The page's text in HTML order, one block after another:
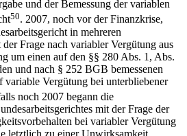
und der Bemessung der variablen
50. 2007, noch vor der Finanzkrise,
in mehreren
Frage nach variabler Vergütung aus
um einen auf den §§ 280 Abs. 1, Abs.
und nach § 252 BGB bemessenen
variable Vergütung bei unterbliebener
noch 2007 begann die
mit der Frage der
bei variabler Vergütung
letztlich zu einer Unwirksamkeit